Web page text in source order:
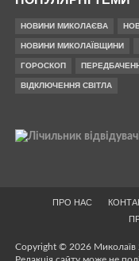
НОВИНИ МИКОЛАЄВА
НОВИНИ МИКОЛАЇВЩИНИ
ГОРОСКОП
ВІДКЛЮЧЕННЯ СВІТЛА
ПРО НАС
Copyright © 2026 Миколаїв